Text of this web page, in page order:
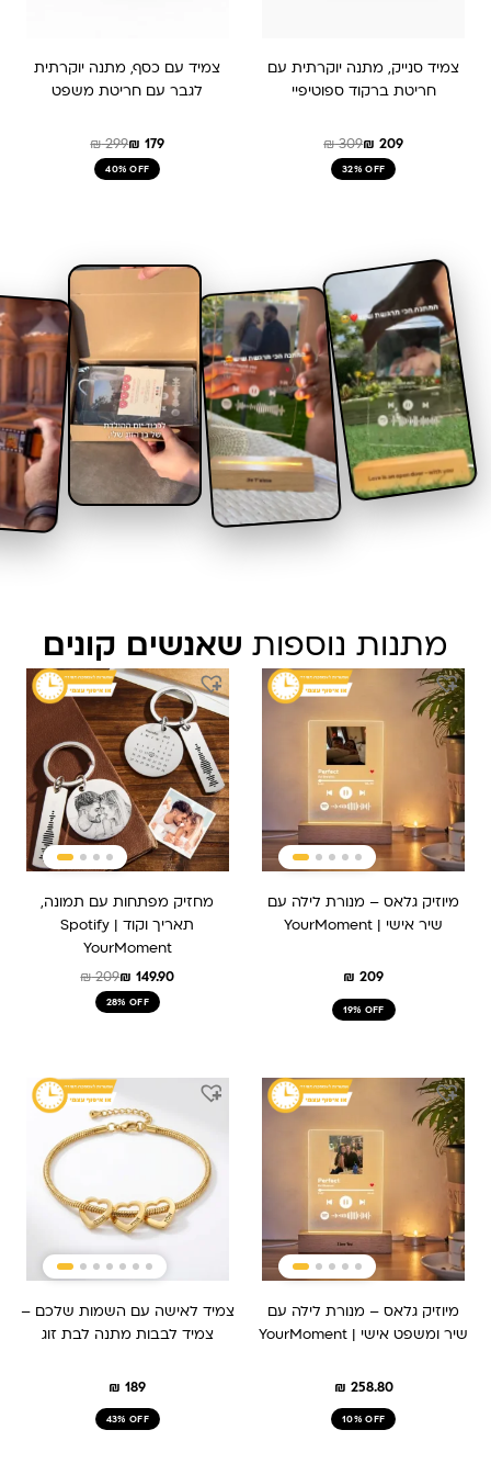
צמיד סנייק, מתנה יוקרתית עם
חריטת ברקוד ספוטיפיי
₪309₪ 209
32% OFF
צמיד עם כסף, מתנה יוקרתית
לגבר עם חריטת משפט
₪299₪ 179
40% OFF
מתנות נוספות שאנשים קונים
מיוזיק גלאס – מנורת לילה עם
שיר אישי | YourMoment
₪ 209
19% OFF
מחזיק מפתחות עם תמונה,
תאריך וקוד Spotify |
YourMoment
₪209
המחיר
המקורי
היה:
₪ 209.
₪ 149.90
המחיר
הנוכחי
הוא:
₪ 149.90.
28% OFF
מיוזיק גלאס – מנורת לילה עם
שיר ומשפט אישי | YourMoment
₪ 258.80
10% OFF
צמיד לאישה עם השמות שלכם –
צמיד לבבות מתנה לבת זוג
₪ 189
43% OFF